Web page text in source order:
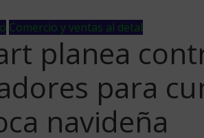
Comercio y ventas al detal
planea
para
navideña